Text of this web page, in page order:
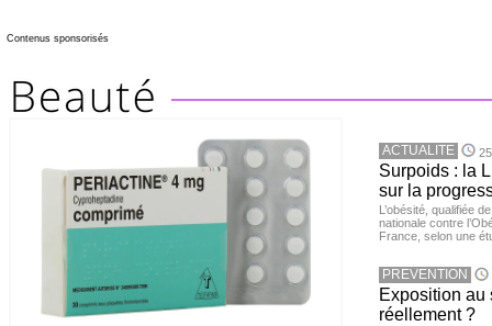
Contenus sponsorisés
ACTUALITE
Surpoids : la
sur la
L’obésité, qualifiée
nationale contre
France, selon une
PREVENTION
Exposition au
réellement ?